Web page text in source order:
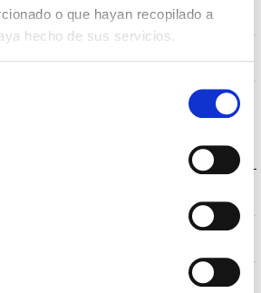
o que hayan recopilado a
hecho de sus servicios.
120
BLANCO